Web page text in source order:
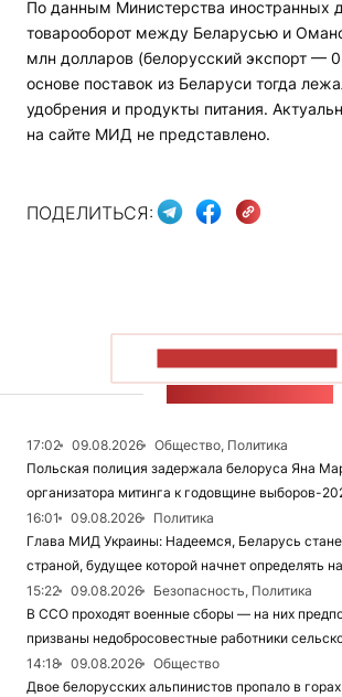
По данным Министерства иностранных
товарооборот между Беларусью и
млн долларов (белорусский экспорт —
основе поставок из Беларуси тогда
удобрения и продукты питания.
на сайте МИД не представлено.
ПОДЕЛИТЬСЯ:
17:02 09.08.2026
Общество, Политика
Польская полиция задержала белоруса Яна
организатора митинга к годовщине выборов-
16:01
09.08.2026
Политика
Глава МИД Украины: Надеемся, Беларусь
страной, будущее которой начнет определять
15:22
09.08.2026
Безопасность, Политика
В ССО проходят военные сборы — на них
призваны недобросовестные работники
14:18
09.08.2026
Общество
Двое белорусских альпинистов пропало в